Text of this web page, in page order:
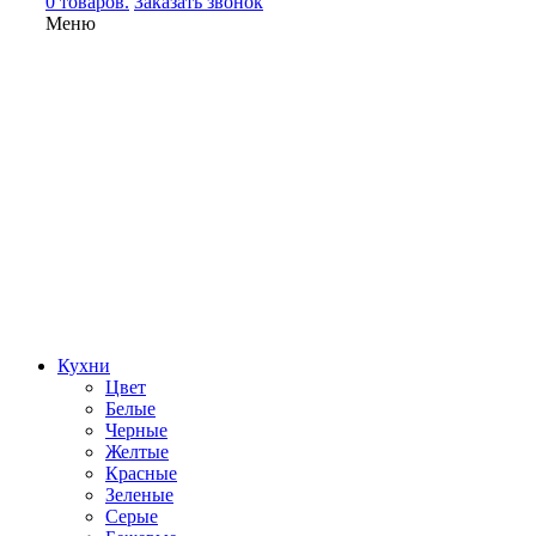
Меню
Кухни
Цвет
Белые
Черные
Желтые
Красные
Зеленые
Серые